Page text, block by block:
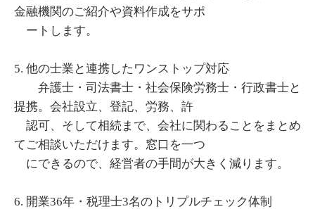
金融機関のご紹介や資料作成をサポ
ートします。
5. 他の士業と連携したワンストップ対応
弁護士・司法書士・社会保険労務士・行政書士と
提携。会社設立、登記、労務、許
認可、そして相続まで、会社に関わることをまとめ
てご相談いただけます。窓口を一つ
にできるので、経営者の手間が大きく減ります。
6. 開業36年・税理士3名のトリプルチェック体制